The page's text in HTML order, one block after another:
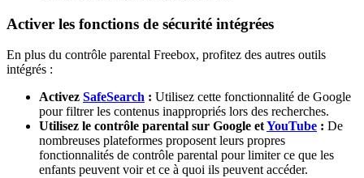
Activer les fonctions de sécurité intégrées
En plus du contrôle parental Freebox, profitez des autres outils
intégrés :
Activez SafeSearch : Utilisez cette fonctionnalité de Google
pour filtrer les contenus inappropriés lors des recherches.
Utilisez le contrôle parental sur Google etYouTube : De
nombreuses plateformes proposent leurs propres
fonctionnalités de contrôle parental pour limiter ce que les
enfants peuvent voir et ce à quoi ils peuvent accéder.